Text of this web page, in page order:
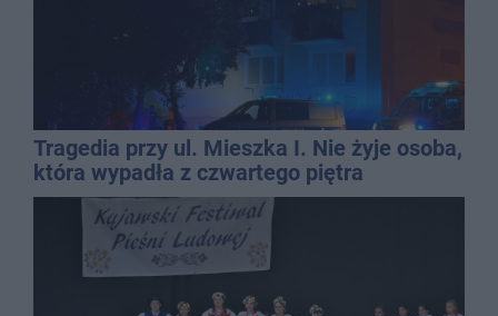
Tragedia przy ul. Mieszka I. Nie żyje osoba,
która wypadła z czwartego piętra